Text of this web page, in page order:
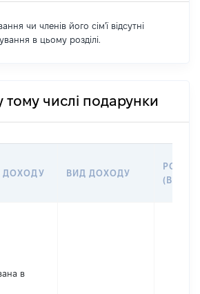
чи членів його сім'ї відсутні
в цьому розділі.
тому числі подарунки
ДОХОДУ ВИД ДОХОДУ
в